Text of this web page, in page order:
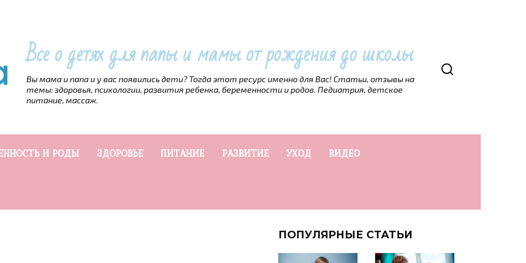
Все о детях для папы и мамы от рождения до школы
Вы мама и папа и у вас появились дети? Тогда этот ресурс именно для Вас! Статьи, отзывы на
темы: здоровья, психологии, развития ребенка, беременности и родов. Педиатрия, детское
питание, массаж.
И РОДЫ ЗДОРОВЬЕ ПИТАНИЕ РАЗВИТИЕ УХОД ВИДЕО
ПОПУЛЯРНЫЕ СТАТЬИ